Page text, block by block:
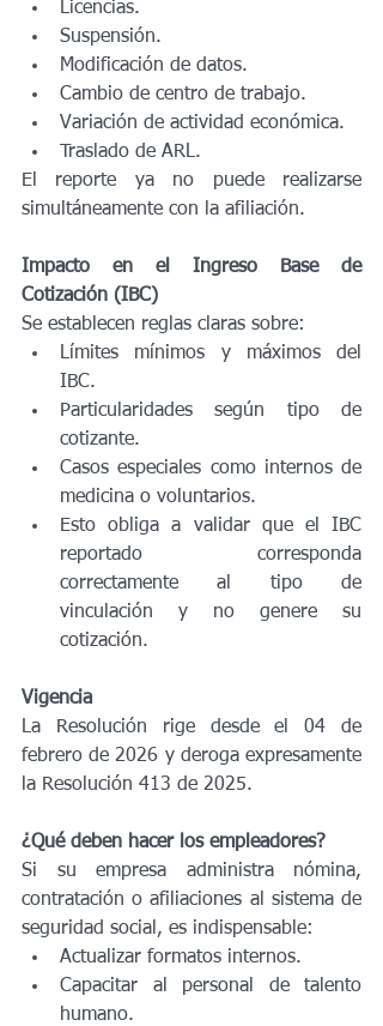
Licencias.
Suspensión.
Modificación de datos.
Cambio de centro de trabajo.
Variación de actividad económica.
Traslado de ARL.
El reporte ya no puede realizarse
simultáneamente con la afiliación.
Impacto en el Ingreso Base de
Cotización (IBC)
Se establecen reglas claras sobre:
Límites mínimos y máximos del
IBC.
Particularidades según tipo de
cotizante.
Casos especiales como internos de
medicina o voluntarios.
Esto obliga a validar que el IBC
reportado corresponda
correctamente al tipo de
vinculación y no genere su
cotización.
Vigencia
La Resolución rige desde el 04 de
febrero de 2026 y deroga expresamente
la Resolución 413 de 2025.
¿Qué deben hacer los empleadores?
Si su empresa administra nómina,
contratación o afiliaciones al sistema de
seguridad social, es indispensable:
Actualizar formatos internos.
Capacitar al personal de talento
humano.